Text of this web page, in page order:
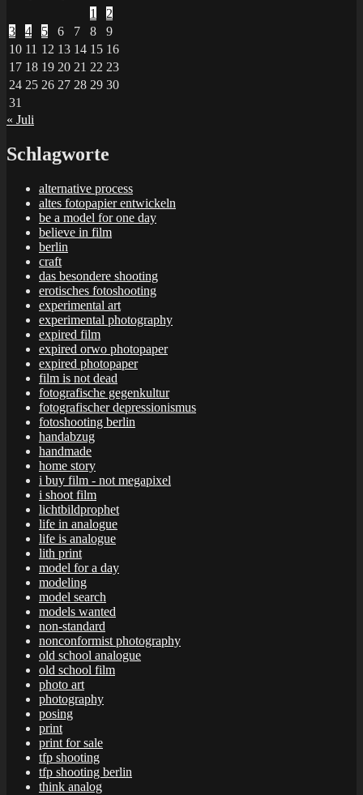
1
2
3
4 5 6 7 8
9
10 11 12 13 14 15 16
17 18 19 20 21 22 23
24 25 26 27 28 29 30
31
« Juli
Schlagworte
alternative process
altes fotopapier entwickeln
be a model for one day
believe in film
berlin
craft
das besondere shooting
erotisches fotoshooting
experimental art
experimental photography
expired film
expired orwo photopaper
expired photopaper
film is not dead
fotografische gegenkultur
fotografischer depressionismus
fotoshooting berlin
handabzug
handmade
home story
i buy film - not megapixel
i shoot film
lichtbildprophet
life in analogue
life is analogue
lith print
model for a day
modeling
model search
models wanted
non-standard
nonconformist photography
old school analogue
old school film
photo art
photography
posing
print
print for sale
tfp shooting
tfp shooting berlin
think analog